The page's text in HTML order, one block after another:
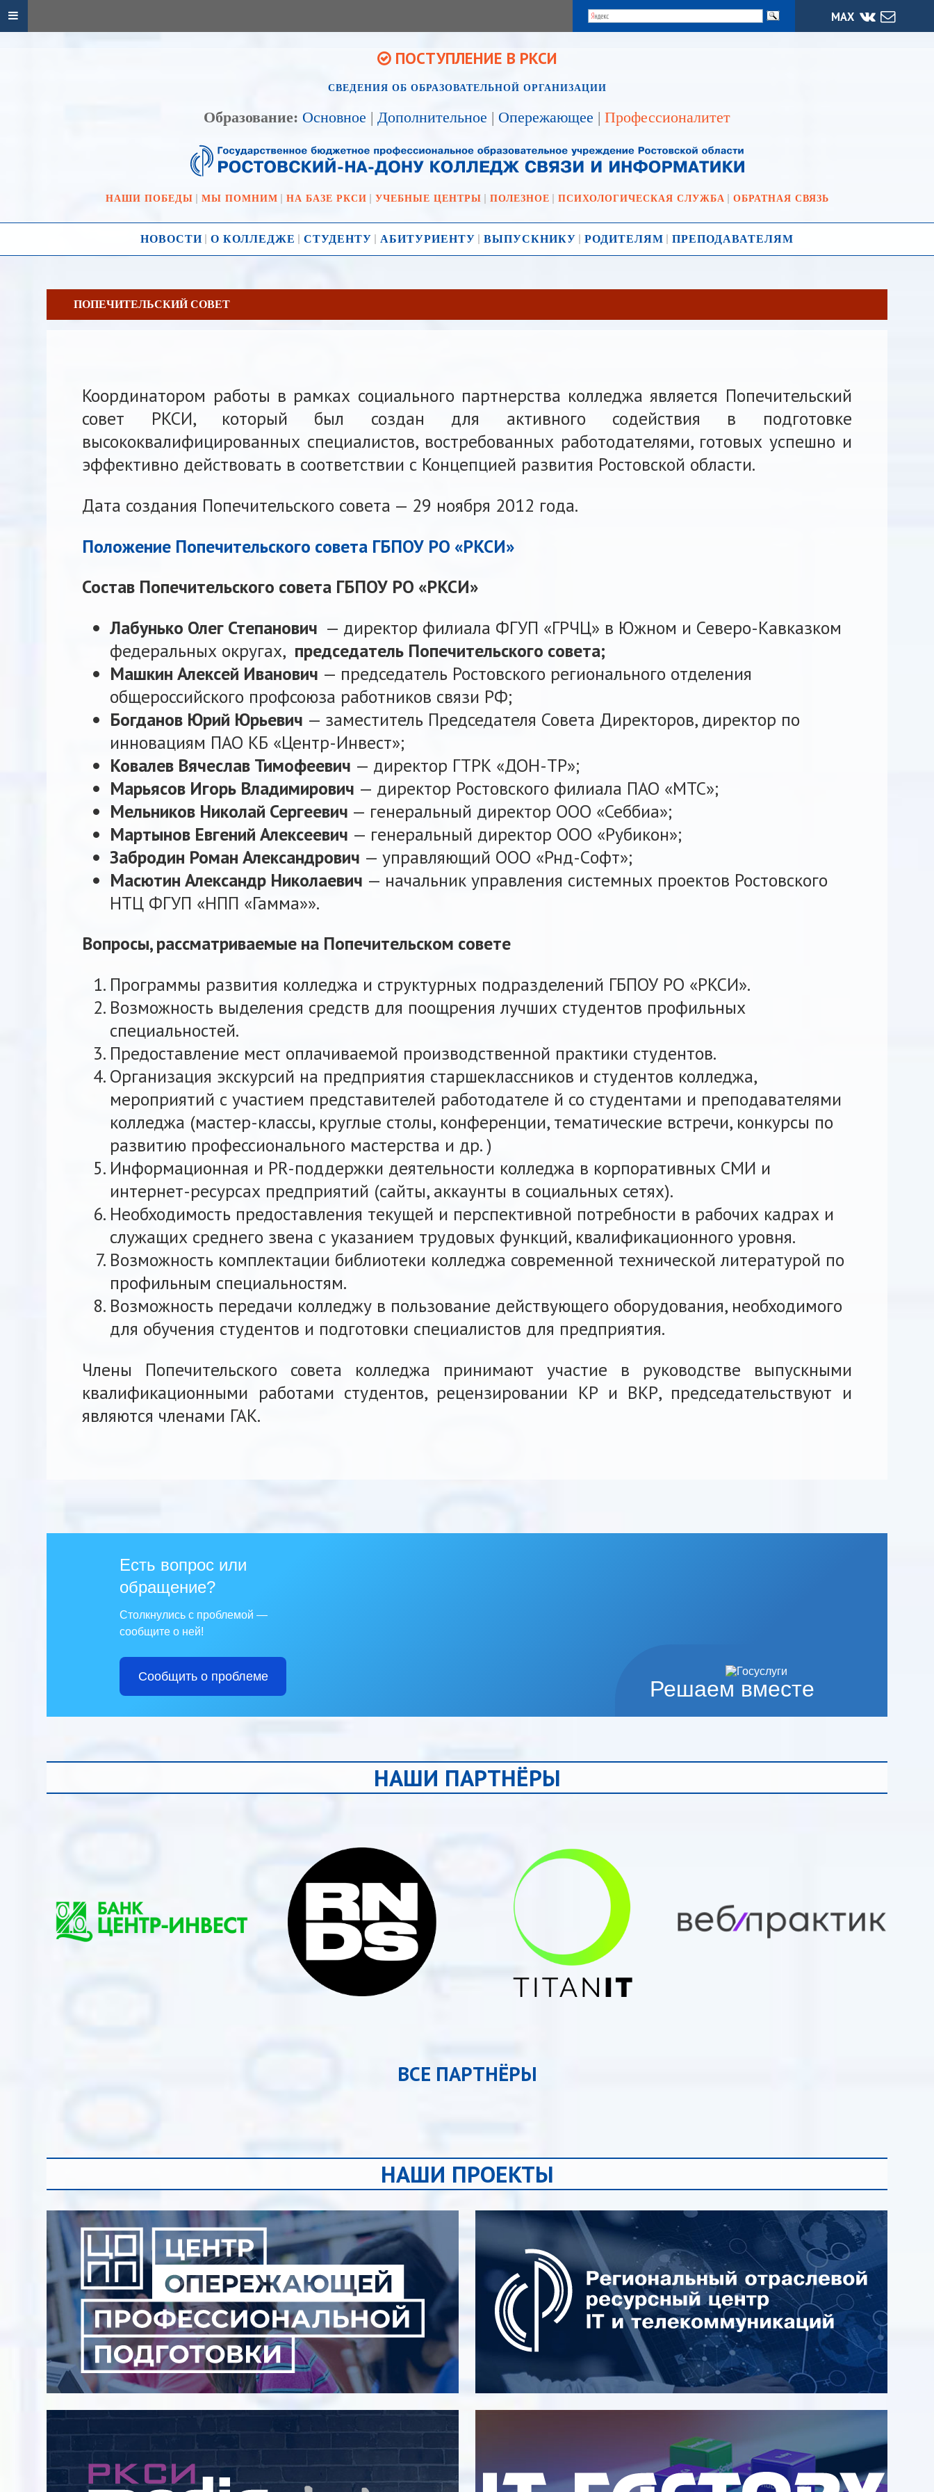
МАХ
ПОСТУПЛЕНИЕ В РКСИ
СВЕДЕНИЯ ОБ ОБРАЗОВАТЕЛЬНОЙ ОРГАНИЗАЦИИ
Образование: Основное | Дополнительное | Опережающее | Профессионалитет
НАШИ ПОБЕДЫ МЫ ПОМНИМ НА БАЗЕ РКСИ УЧЕБНЫЕ ЦЕНТРЫ ПОЛЕЗНОЕ ПСИХОЛОГИЧЕСКАЯ СЛУЖБА ОБРАТНАЯ СВЯЗЬ
НОВОСТИ О КОЛЛЕДЖЕ СТУДЕНТУ АБИТУРИЕНТУ ВЫПУСКНИКУ РОДИТЕЛЯМ ПРЕПОДАВАТЕЛЯМ
ПОПЕЧИТЕЛЬСКИЙ СОВЕТ
Координатором работы в рамках социального партнерства колледжа является Попечительский
совет РКСИ, который был создан для активного содействия в подготовке
высококвалифицированных специалистов, востребованных работодателями, готовых успешно и
эффективно действовать в соответствии с Концепцией развития Ростовской области.
Дата создания Попечительского совета — 29 ноября 2012 года.
Положение Попечительского совета ГБПОУ РО «РКСИ»
Состав Попечительского совета ГБПОУ РО «РКСИ»
Лабунько Олег Степанович — директор филиала ФГУП «ГРЧЦ» в Южном и Северо-Кавказком
федеральных округах, председатель Попечительского совета;
Машкин Алексей Иванович — председатель Ростовского регионального отделения
общероссийского профсоюза работников связи РФ;
Богданов Юрий Юрьевич — заместитель Председателя Совета Директоров, директор по
инновациям ПАО КБ «Центр-Инвест»;
Ковалев Вячеслав Тимофеевич — директор ГТРК «ДОН-ТР»;
Марьясов Игорь Владимирович — директор Ростовского филиала ПАО «МТС»;
Мельников Николай Сергеевич — генеральный директор ООО «Себбиа»;
Мартынов Евгений Алексеевич — генеральный директор ООО «Рубикон»;
Забродин Роман Александрович — управляющий ООО «Рнд-Cофт»;
Масютин Александр Николаевич — начальник управления системных проектов Ростовского
НТЦ ФГУП «НПП «Гамма»».
Вопросы, рассматриваемые на Попечительском совете
Программы развития колледжа и структурных подразделений ГБПОУ РО «РКСИ».
Возможность выделения средств для поощрения лучших студентов профильных
специальностей.
Предоставление мест оплачиваемой производственной практики студентов.
Организация экскурсий на предприятия старшеклассников и студентов колледжа,
мероприятий с участием представителей работодателе й со студентами и преподавателями
колледжа (мастер-классы, круглые столы, конференции, тематические встречи, конкурсы по
развитию профессионального мастерства и др. )
Информационная и PR-поддержки деятельности колледжа в корпоративных СМИ и
интернет-ресурсах предприятий (сайты, аккаунты в социальных сетях).
Необходимость предоставления текущей и перспективной потребности в рабочих кадрах и
служащих среднего звена с указанием трудовых функций, квалификационного уровня.
Возможность комплектации библиотеки колледжа современной технической литературой по
профильным специальностям.
Возможность передачи колледжу в пользование действующего оборудования, необходимого
для обучения студентов и подготовки специалистов для предприятия.
Члены Попечительского совета колледжа принимают участие в руководстве выпускными
квалификационными работами студентов, рецензировании КР и ВКР, председательствуют и
являются членами ГАК.
Решаем вместе
Есть вопрос или
обращение?
Столкнулись с проблемой —
сообщите о ней!
Сообщить о проблеме
НАШИ ПАРТНЁРЫ
ВСЕ ПАРТНЁРЫ
НАШИ ПРОЕКТЫ